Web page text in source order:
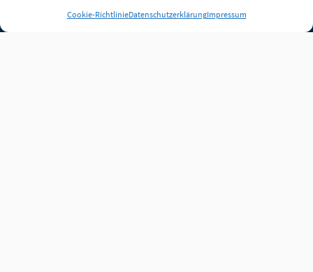
Cookie-RichtlinieDatenschutzerklärungImpressum
Jobs Partner FAQ Quellen